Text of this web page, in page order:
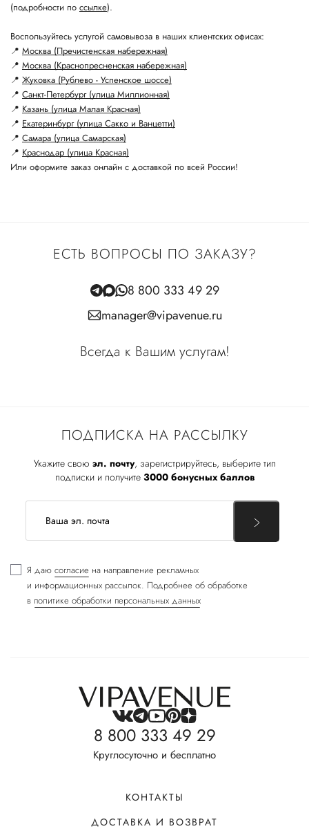
(подробности по ссылке).
Воспользуйтесь услугой самовывоза в наших клиентских офисах:
📍 Москва (Пречистенская набережная)
📍 Москва (Краснопресненская набережная)
📍 Жуковка (Рублево - Успенское шоссе)
📍 Санкт-Петербург (улица Миллионная)
📍 Казань (улица Малая Красная)
📍 Екатеринбург (улица Сакко и Ванцетти)
📍 Самара (улица Самарская)
📍 Краснодар (улица Красная)
Или оформите заказ онлайн с доставкой по всей России!
ПОДПИСКА НА РАССЫЛКУ
Укажите свою эл. почту, зарегистрируйтесь, выберите тип
подписки и получите 3000 бонусных баллов
Я даю согласие на направление рекламных
и информационных рассылок. Подробнее об обработке
в политике обработки персональных данных
ЕСТЬ ВОПРОСЫ ПО ЗАКАЗУ?
8 800 333 49 29
manager@vipavenue.ru
Всегда к Вашим услугам!
8 800 333 49 29
Круглосуточно и бесплатно
КОНТАКТЫ
ДОСТАВКА И ВОЗВРАТ